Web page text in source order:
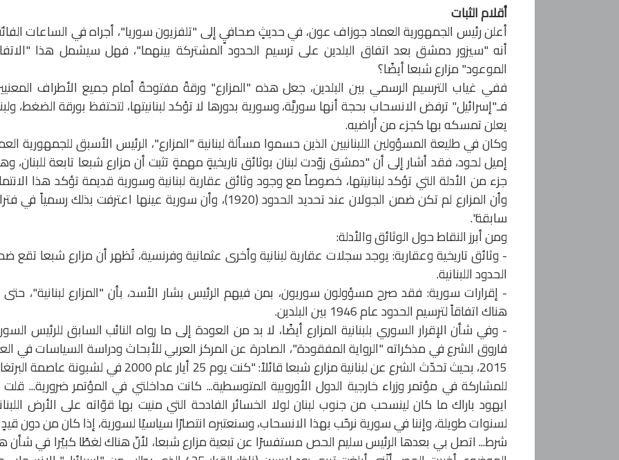
أقلام الثبات
أعلن رئيس الجمهورية العماد جوزاف عون، في حديثٍ صحافيٍ إلى "تلفزيون سوريا"، أجراه في الساعات
أنه "سيزور دمشق بعد اتفاق البلدين على ترسيم الحدود المشتركة بينهما"، فهل سيشمل هذا
الموعود" مزارع شبعا أيضًا؟
ففي غياب الترسيم الرسمي بين البلدين، جعل هذه "المزارع" ورقةً مفتوحةً أمام جميع الأطراف
فـ"إسرائيل" ترفض الانسحاب بحجة أنها سوريَّة، وسورية بدورها لا تؤكد لبنانيتها، لتحتفظ بورقة الضغط،
يعلن تمسكه بها كجزء من أراضيه.
وكان في طليعة المسؤولين اللبنانيين الذين حسموا مسألة لبنانية "المزارع"، الرئيس الأسبق للجمهورية
إميل لحود، فقد أشار إلى أن "دمشق زوّدت لبنان بوثائق تاريخيةٍ مهمةٍ تثبت أن مزارع شبعا تابعة للبنان،
جزء من الأدلة التي تؤكد لبنانيتها، خصوصاً مع وجود وثائق عقارية لبنانية وسورية قديمة تؤكد هذا
وأن المزارع لم تكن ضمن الجولان عند تحديد الحدود (1920)، وأن سورية عينها اعترفت بذلك رسمياً
سابقة".
ومن أبرز النقاط حول الوثائق والأدلة:
- وثائق تاريخية وعقارية: يوجد سجلات عقارية لبنانية وأخرى عثمانية وفرنسية، تُظهر أن مزارع شبعا تقع
الحدود اللبنانية.
- إقرارات سورية: فقد صرح مسؤولون سوريون، بمن فيهم الرئيس بشار الأسد، بأن "المزارع لبنانية"،
هناك اتفاقاً لترسيم الحدود عام 1946 بين البلدين.
- وفي شأن الإقرار السوري بلبنانية المزارع أيضًا، لا بد من العودة إلى ما رواه النائب السابق للرئيس
فاروق الشرع في مذكراته "الرواية المفقودة"، الصادرة عن المركز العربي للأبحاث ودراسة السياسات في
2015، بحيث تحدّث الشرع عن لبنانية مزارع شبعا قائلاً: "كنت يوم 25 أيار عام 2000 في لشبونة
للمشاركة في مؤتمر وزراء خارجية الدول الأوروبية المتوسطية... كانت مداخلتي في المؤتمر ضرورية...
ايهود باراك ما كان لينسحب من جنوب لبنان لولا الخسائر الفادحة التي منيت بها قوّاته على الأرض
لسنوات طويلة، وإننا في سورية نرحّب بهذا الانسحاب، وسنعتبره انتصارًا سياسيًا لسورية، إذا كان من دون
شرط... اتصل بي بعدها الرئيس سليم الحص مستفسرًا عن تبعية مزارع شبعا، لأنّ هناك لغطًا كبيًرا في شأن